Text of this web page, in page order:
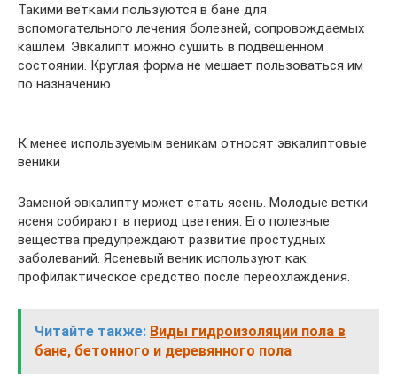
Такими ветками пользуются в бане для
вспомогательного лечения болезней, сопровождаемых
кашлем. Эвкалипт можно сушить в подвешенном
состоянии. Круглая форма не мешает пользоваться им
по назначению.
К менее используемым веникам относят эвкалиптовые
веники
Заменой эвкалипту может стать ясень. Молодые ветки
ясеня собирают в период цветения. Его полезные
вещества предупреждают развитие простудных
заболеваний. Ясеневый веник используют как
профилактическое средство после переохлаждения.
Читайте также: Виды гидроизоляции пола в
бане, бетонного и деревянного пола